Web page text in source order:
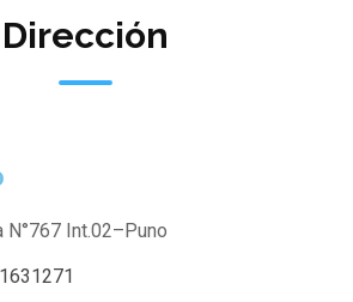
Dirección
N°767 Int.02–Puno